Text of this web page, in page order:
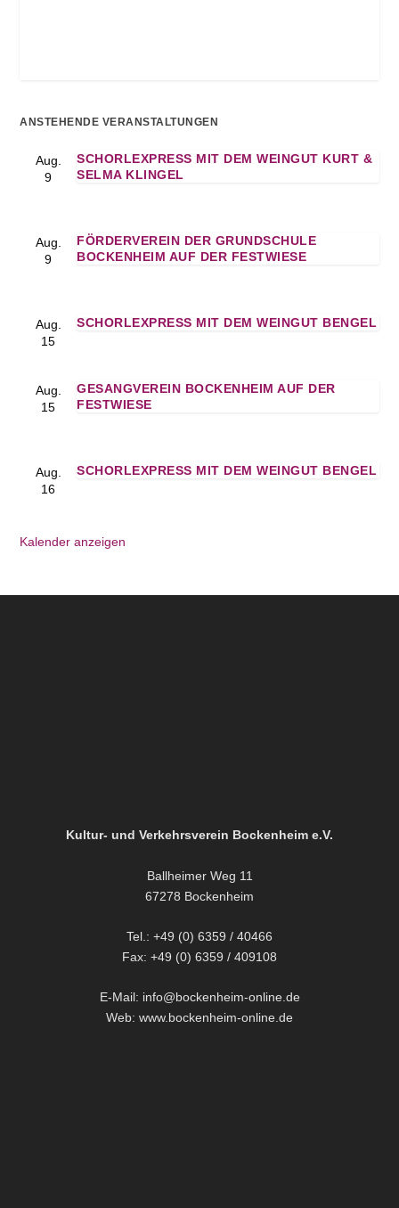
ANSTEHENDE VERANSTALTUNGEN
Aug.
9
SCHORLEXPRESS MIT DEM WEINGUT KURT &
SELMA KLINGEL
Aug.
9
FÖRDERVEREIN DER GRUNDSCHULE
BOCKENHEIM AUF DER FESTWIESE
Aug.
15
SCHORLEXPRESS MIT DEM WEINGUT BENGEL
Aug.
15
GESANGVEREIN BOCKENHEIM AUF DER
FESTWIESE
Aug.
16
SCHORLEXPRESS MIT DEM WEINGUT BENGEL
Kalender anzeigen
Kultur- und Verkehrsverein Bockenheim e.V.
Ballheimer Weg 11
67278 Bockenheim
Tel.: +49 (0) 6359 / 40466
Fax: +49 (0) 6359 / 409108
E-Mail: info@bockenheim-online.de
Web: www.bockenheim-online.de